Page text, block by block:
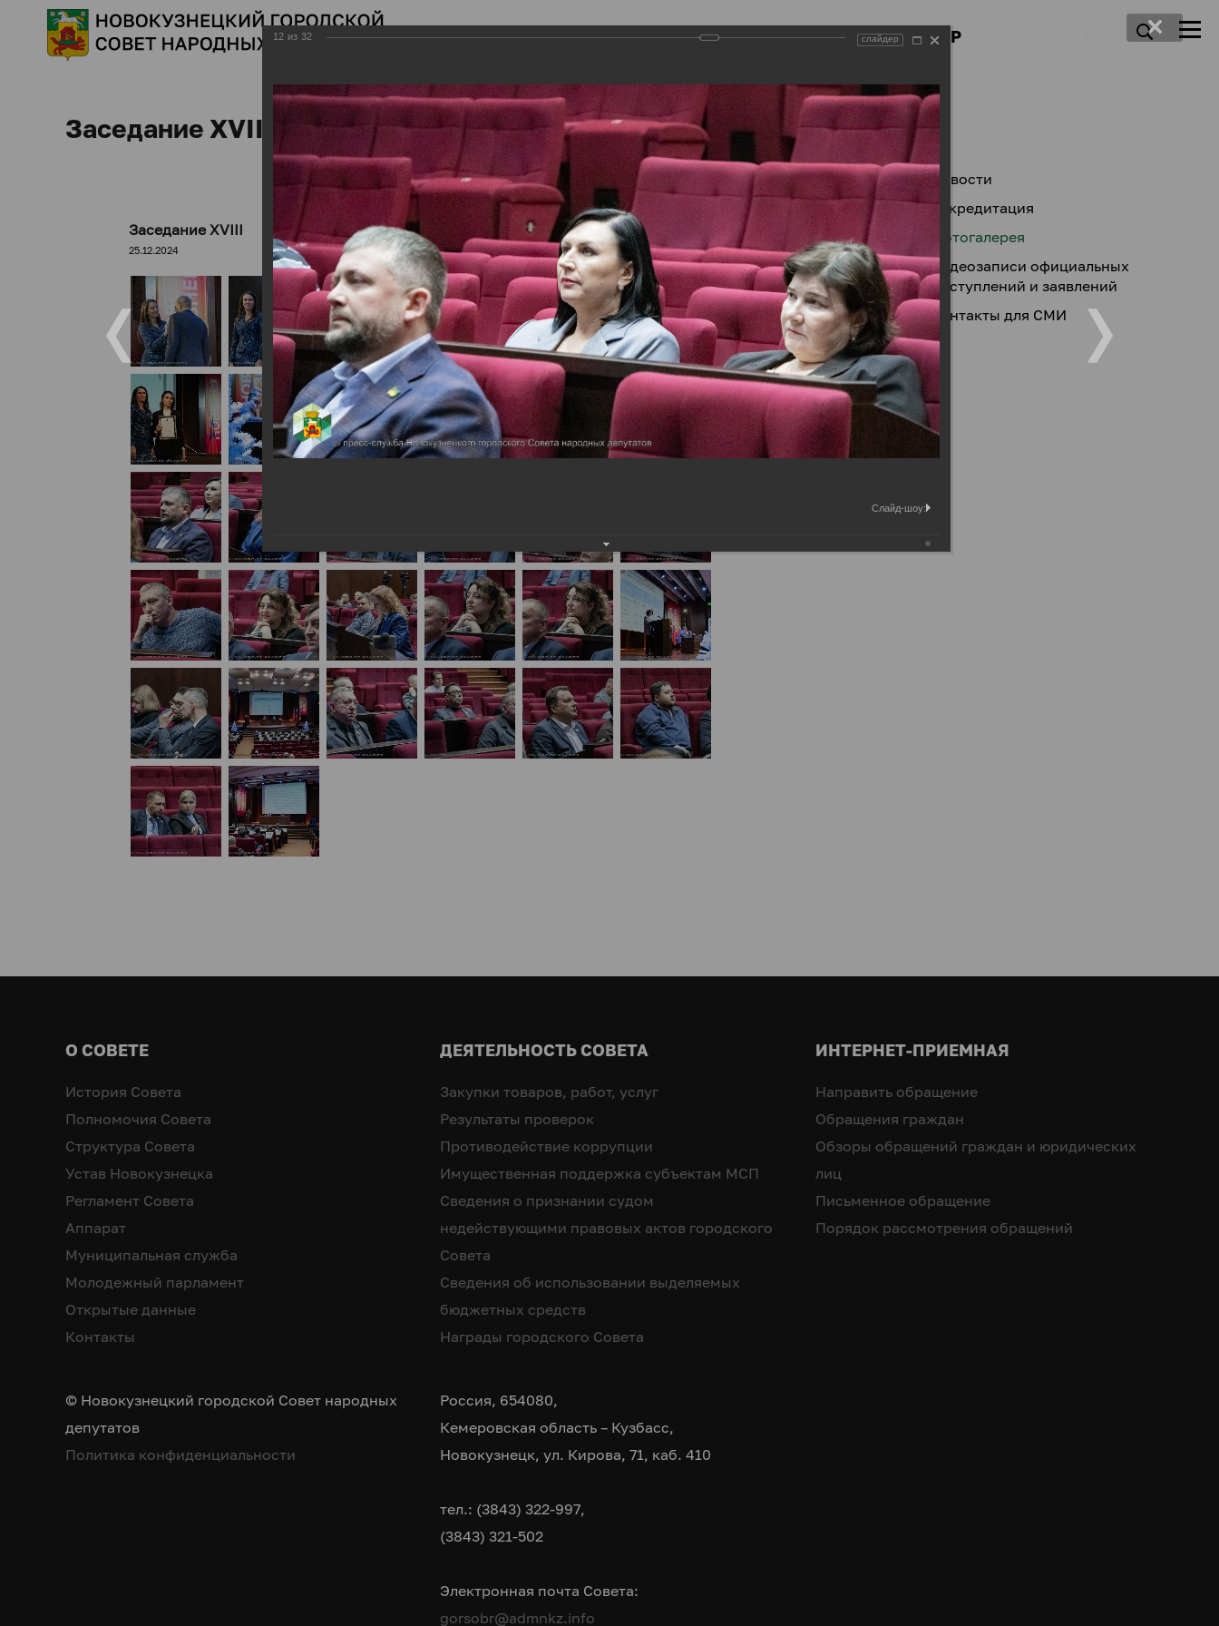
ДЕПУТАТЫ ПРАВОТВОРЧЕСТВО ПРЕСС-ЦЕНТР
Заседание XVIII
Заседание XVIII
25.12.2024
Новости
Аккредитация
Фотогалерея
Видеозаписи официальных
выступлений и заявлений
Контакты для СМИ
О СОВЕТЕ
История Совета
Полномочия Совета
Структура Совета
Устав Новокузнецка
Регламент Совета
Аппарат
Муниципальная служба
Молодежный парламент
Открытые данные
Контакты
ДЕЯТЕЛЬНОСТЬ СОВЕТА
Закупки товаров, работ, услуг
Результаты проверок
Противодействие коррупции
Имущественная поддержка субъектам МСП
Сведения о признании судом
недействующими правовых актов городского
Совета
Сведения об использовании выделяемых
бюджетных средств
Награды городского Совета
ИНТЕРНЕТ-ПРИЕМНАЯ
Направить обращение
Обращения граждан
Обзоры обращений граждан и юридических
лиц
Письменное обращение
Порядок рассмотрения обращений
© Новокузнецкий городской Совет народных
депутатов
Политика конфиденциальности
Россия, 654080,
Кемеровская область – Кузбасс,
Новокузнецк, ул. Кирова, 71, каб. 410
тел.: (3843) 322-997,
(3843) 321-502
Электронная почта Совета:
gorsobr@admnkz.info
12 из 32 слайдер
Слайд-шоу: